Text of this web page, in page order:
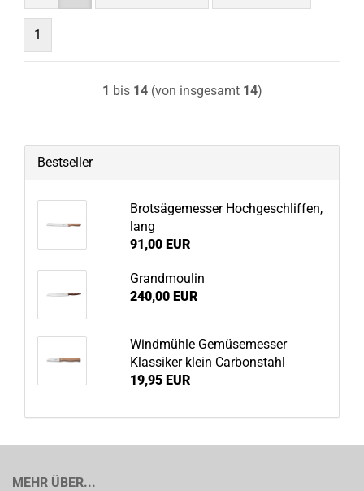
1
1 bis 14(von insgesamt 14)
Bestseller
Brotsägemesser Hochgeschliffen,
lang
91,00 EUR
Grandmoulin
240,00 EUR
Windmühle Gemüsemesser
Klassiker klein Carbonstahl
19,95 EUR
MEHR ÜBER...